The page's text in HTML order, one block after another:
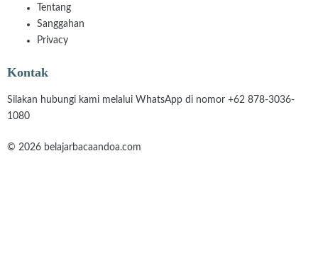
Tentang
Sanggahan
Privacy
Kontak
Silakan hubungi kami melalui WhatsApp di nomor +62 878-3036-
1080
© 2026 belajarbacaandoa.com